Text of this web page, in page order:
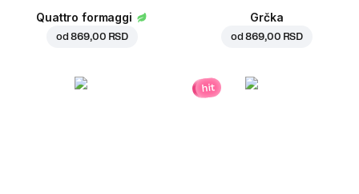
Quattro formaggi
od869,00 RSD
Grčka
od869,00 RSD
hit